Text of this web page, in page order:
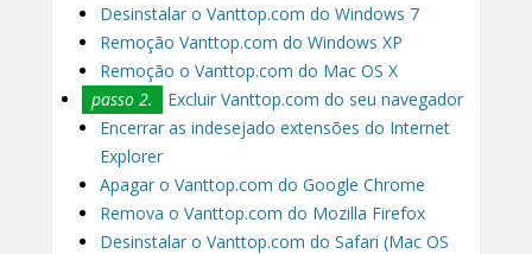
Desinstalar o Vanttop.com do Windows 7
Remoção Vanttop.com do Windows XP
Remoção o Vanttop.com do Mac OS X
passo 2.
Excluir Vanttop.com do seu navegador
Encerrar as indesejado extensões do Internet
Explorer
Apagar o Vanttop.com do Google Chrome
Remova o Vanttop.com do Mozilla Firefox
Desinstalar o Vanttop.com do Safari (Mac OS